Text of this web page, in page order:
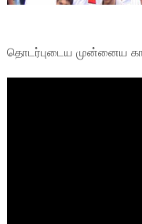
தொடர்புடைய முன்னைய